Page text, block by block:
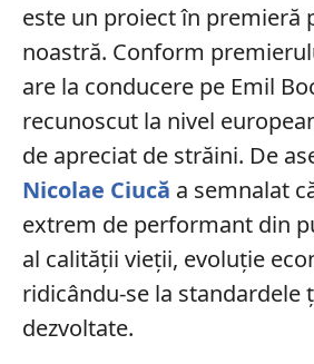
este un proiect în premieră
noastră. Conform
are la conducere pe Emil
recunoscut la nivel
de apreciat de străini. De
Nicolae Ciucă a semnalat
extrem de performant din
al calității vieții, evoluție
ridicându-se la standardele
dezvoltate.